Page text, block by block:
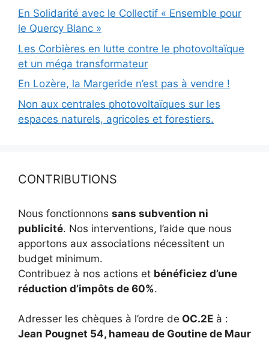
En Solidarité avec le Collectif « Ensemble pour
le Quercy Blanc »
Les Corbières en lutte contre le photovoltaïque
et un méga transformateur
En Lozère, la Margeride n’est pas à vendre !
Non aux centrales photovoltaïques sur les
espaces naturels, agricoles et forestiers.
CONTRIBUTIONS
Nous fonctionnons sans subvention ni
publicité. Nos interventions, l’aide que nous
apportons aux associations nécessitent un
budget minimum.
Contribuez à nos actions et bénéficiez d’une
réduction d’impôts de 60%.
Adresser les chèques à l’ordre de OC.2E à :
Jean Pougnet 54, hameau de Goutine de Maur